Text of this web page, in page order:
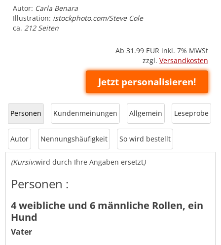
Autor: Carla Benara
Illustration: istockphoto.com/Steve Cole
ca.212 Seiten
Ab 31.99 EUR inkl. 7% MWSt
zzgl. Versandkosten
Jetzt personalisieren!
Personen Kundenmeinungen Allgemein Leseprobe
Autor Nennungshäufigkeit So wird bestellt
(Kursiv:wird durch Ihre Angaben ersetzt)
Personen :
4 weibliche und 6 männliche Rollen, ein
Hund
Vater